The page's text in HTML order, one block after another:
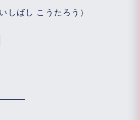
いしばし こうたろう）